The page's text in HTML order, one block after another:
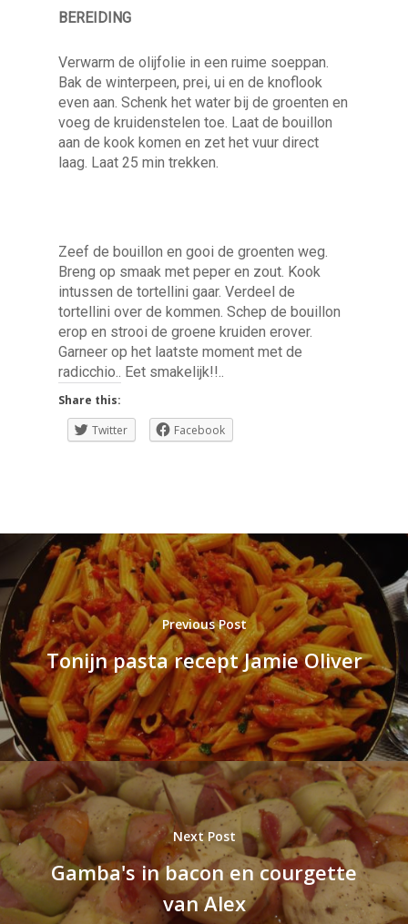
BEREIDING
Verwarm de olijfolie in een ruime soeppan.
Bak de winterpeen, prei, ui en de knoflook
even aan. Schenk het water bij de groenten en
voeg de kruidenstelen toe. Laat de bouillon
aan de kook komen en zet het vuur direct
laag. Laat 25 min trekken.
Zeef de bouillon en gooi de groenten weg.
Breng op smaak met peper en zout. Kook
intussen de tortellini gaar. Verdeel de
tortellini over de kommen. Schep de bouillon
erop en strooi de groene kruiden erover.
Garneer op het laatste moment met de
radicchio.. Eet smakelijk!!..
Share this:
Twitter
Facebook
Previous Post
Tonijn pasta recept Jamie Oliver
Next Post
Gamba's in bacon en courgette
van Alex